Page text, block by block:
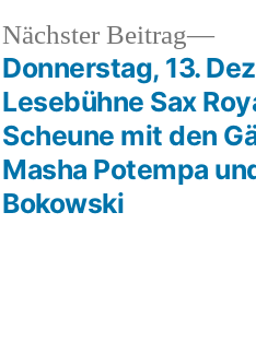
Nächster Beitrag
Donnerstag, 13.
Lesebühne Sax
Scheune mit den
Masha Potempa
Bokowski